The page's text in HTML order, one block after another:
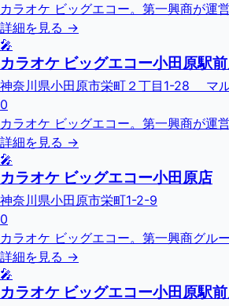
カラオケ ビッグエコー。第一興商が運
詳細を見る →
🎤
カラオケ ビッグエコー小田原駅
神奈川県小田原市栄町２丁目1-28 マ
0
カラオケ ビッグエコー。第一興商が運
詳細を見る →
🎤
カラオケ ビッグエコー小田原店
神奈川県小田原市栄町1-2-9
0
カラオケ ビッグエコー。第一興商グル
詳細を見る →
🎤
カラオケ ビッグエコー小田原駅